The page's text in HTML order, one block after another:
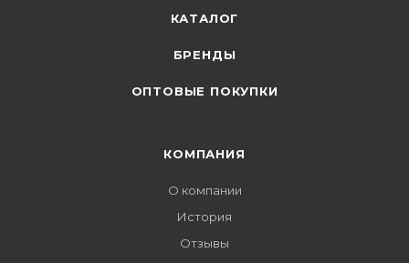
КАТАЛОГ
БРЕНДЫ
ОПТОВЫЕ ПОКУПКИ
КОМПАНИЯ
О компании
История
Отзывы